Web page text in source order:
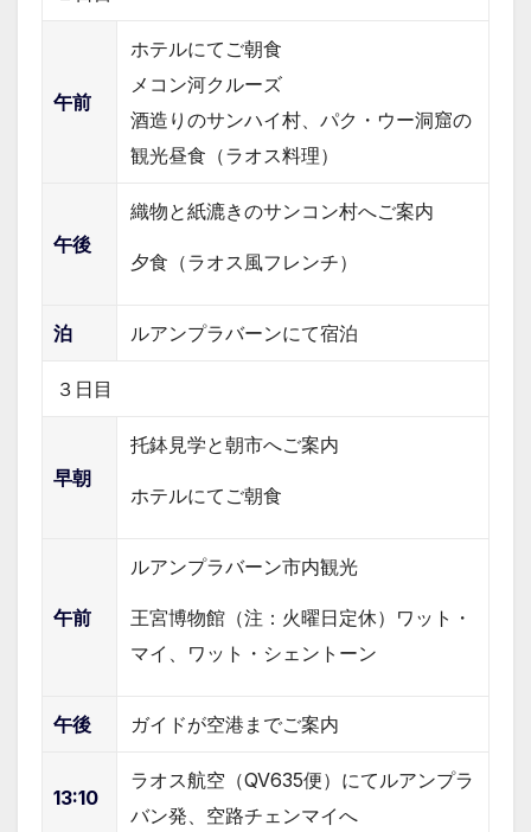
午前
ホテルにてご朝食
メコン河クルーズ
酒造りのサンハイ村、パク・ウー洞窟の
観光昼食（ラオス料理）
午後
織物と紙漉きのサンコン村へご案内
夕食（ラオス風フレンチ）
泊 ルアンプラバーンにて宿泊
３日目
早朝
托鉢見学と朝市へご案内
ホテルにてご朝食
午前
ルアンプラバーン市内観光
王宮博物館（注：火曜日定休）ワット・
マイ、ワット・シェントーン
午後 ガイドが空港までご案内
13:10
ラオス航空（QV635便）にてルアンプラ
バン発、空路チェンマイへ